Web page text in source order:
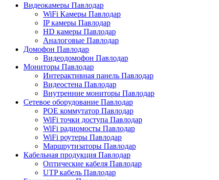
Видеокамеры Павлодар
WiFi Камеры Павлодар
IP камеры Павлодар
HD камеры Павлодар
Аналоговые Павлодар
Домофон Павлодар
Видеодомофон Павлодар
Мониторы Павлодар
Интерактивная панель Павлодар
Видеостена Павлодар
Внутренние мониторы Павлодар
Сетевое оборудование Павлодар
POE коммутатор Павлодар
WiFi точки доступа Павлодар
WiFi радиомосты Павлодар
WiFi роутеры Павлодар
Маршрутизаторы Павлодар
Кабельная продукция Павлодар
Оптические кабеля Павлодар
UTP кабель Павлодар